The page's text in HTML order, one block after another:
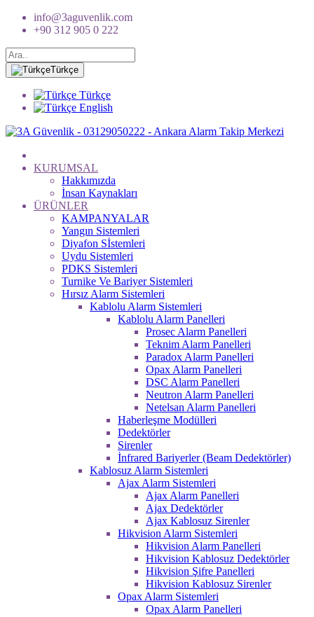
info@3aguvenlik.com
+90 312 905 0 222
Türkçe
Türkçe
English
KURUMSAL
Hakkımızda
İnsan Kaynakları
ÜRÜNLER
KAMPANYALAR
Yangın Sistemleri
Diyafon Sİstemleri
Uydu Sistemleri
PDKS Sistemleri
Turnike Ve Bariyer Sistemleri
Hırsız Alarm Sistemleri
Kablolu Alarm Sistemleri
Kablolu Alarm Panelleri
Prosec Alarm Panelleri
Teknim Alarm Panelleri
Paradox Alarm Panelleri
Opax Alarm Panelleri
DSC Alarm Panelleri
Neutron Alarm Panelleri
Netelsan Alarm Panelleri
Haberleşme Modülleri
Dedektörler
Sirenler
İnfrared Bariyerler (Beam Dedektörler)
Kablosuz Alarm Sistemleri
Ajax Alarm Sistemleri
Ajax Alarm Panelleri
Ajax Dedektörler
Ajax Kablosuz Sirenler
Hikvision Alarm Sistemleri
Hikvision Alarm Panelleri
Hikvision Kablosuz Dedektörler
Hikvision Şifre Panelleri
Hikvision Kablosuz Sirenler
Opax Alarm Sistemleri
Opax Alarm Panelleri